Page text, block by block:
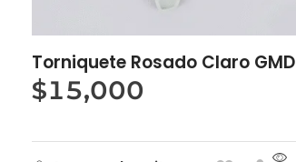
Torniquete Rosado Claro GMD
$15,000